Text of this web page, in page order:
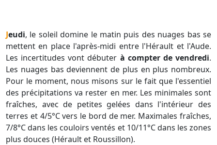
Jeudi, le soleil domine le matin puis des nuages bas se
mettent en place l'après-midi entre l'Hérault et l'Aude.
Les incertitudes vont débuter à compter de vendredi.
Les nuages bas deviennent de plus en plus nombreux.
Pour le moment, nous misons sur le fait que l'essentiel
des précipitations va rester en mer. Les minimales sont
fraîches, avec de petites gelées dans l'intérieur des
terres et 4/5°C vers le bord de mer. Maximales fraîches,
7/8°C dans les couloirs ventés et 10/11°C dans les zones
plus douces (Hérault et Roussillon).